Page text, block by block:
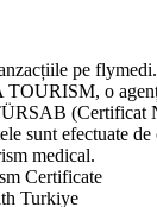
pe
o
(Certificat
sunt efectuate
medical.